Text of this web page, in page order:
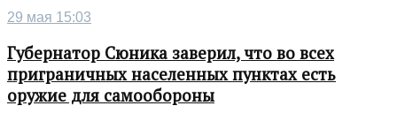
29 мая 15:03
Губернатор Сюника заверил, что во всех
приграничных населенных пунктах есть
оружие для самообороны